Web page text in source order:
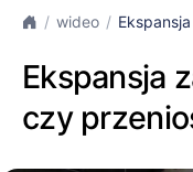
wideo
Ekspansja
czy